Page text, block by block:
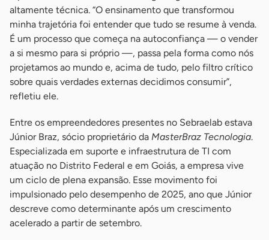
altamente técnica. “O ensinamento que transformou
minha trajetória foi entender que tudo se resume à venda.
É um processo que começa na autoconfiança — o vender
a si mesmo para si próprio —, passa pela forma como nós
projetamos ao mundo e, acima de tudo, pelo filtro crítico
sobre quais verdades externas decidimos consumir”,
refletiu ele.
Entre os empreendedores presentes no Sebraelab estava
Júnior Braz, sócio proprietário da MasterBraz Tecnologia.
Especializada em suporte e infraestrutura de TI com
atuação no Distrito Federal e em Goiás, a empresa vive
um ciclo de plena expansão. Esse movimento foi
impulsionado pelo desempenho de 2025, ano que Júnior
descreve como determinante após um crescimento
acelerado a partir de setembro.